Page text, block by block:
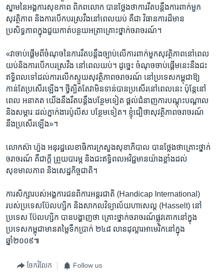
ស្នាម​នៃ​អង្គការ​សុខភាព​ ពិភពលោក​ បាន​ថ្លែងថា​ការរឹតបន្តឹង​ការពាក់មួក​
សុវត្ថិភាព​ និង​ការបើកបរ​ស្រវឹង​នៅពេល​យប់​ គឺជា វិធានការ​ដ៏មាន​
ប្រសិទ្ធភាព​ក្នុង​ជួយ​កាត់បន្ថយ​អត្រា​គ្រោះថ្នាក់​ចរាចរណ៍។
«វាចាប់ផ្តើម​ពី​ចំណុច​នៃ​ការរឹតបន្តឹង​ច្បាប់​លើការ​ពាក់មួក​សុវត្ថិភាព​នៅពេល​
យប់​និង​ការបើកបរ​ស្រវឹង​ នៅពេល​យប់។ ដូច្នេះ ​ចំណុច​ចាប់ផ្តើម​នេះ​នឹង​ជះ
ឥទ្ធិពល​ទៅដល់​ការលើកស្ទួយ​សុវត្ថិភាព​ចរាចរណ៍ នៅ​ប្រទេសក​ម្ពុជា​ឱ្យ
កាន់តែ​ប្រសើរឡើង។ ថ្វីត្បិត​តែ​វាមិនទាន់​បាន​ប្រសើរ​នៅពេល​នេះ ​ប៉ុន្តែ​នៅ​
ពេល អនាគត​ យើងនឹង​រឹតបន្តឹង​បន្ថែមទៀត​ ផ្តល់​ជំនាញ​ការបណ្តុះបណ្តាល ​
និង​សម្ភារៈ​ដល់​ភ្នាក់ងារ​ប៉ូលីស​ បន្ថែម​ទៀត។ ខ្ញុំ​ជឿថា​សុវត្ថិភាព​ចរាចរណ៍​
នឹង​ប្រសើរឡើង»។
លោក​ស៊ា ហ៊ួង ​អនុរដ្ឋលេខាធិការ​ក្រសួង​សុខាភិបាល ​បាន​ថ្លែងថា​គ្រោះថ្នាក់​
ចរាចរណ៍​ គឺជា​ក្តី ព្រួយបារម្ភ​ និង​ជះឥទ្ធិពល​អវិជ្ជមាន​យ៉ាងខ្លាំង​ដល់​
សុខមាលភាព ​និង​សេដ្ឋកិច្ច​ជាតិ។
ការសិក្សា​របស់​អង្គការ​ជនពិការ​អន្តរជាតិ (Handicap International)​
របស់​ប្រទេស​ប៊ែលហ្សិក និង​សាកលវិទ្យាល័យ​ហាសេល្ត (Hasselt) ​នៅ​
ប្រទេស ប៊ែលហ្សិក ​បាន​បង្ហាញ​ថា គ្រោះថ្នាក់​ចរាចរណ៍​ផ្លូវគោក​នៅក្នុង​
ប្រទេស​កម្ពុជា​មាន​តម្លៃ​ទឹកប្រាក់ ​២៤៨ លាន​ដុល្លារ​អាមេរិក​នៅក្នុង​
ឆ្នាំ២០០៩៕
ចែករំលែក Follow us